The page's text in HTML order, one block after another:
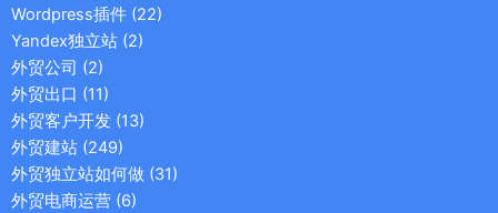
Wordpress插件 (22)
Yandex独立站 (2)
外贸公司 (2)
外贸出口 (11)
外贸客户开发 (13)
外贸建站 (249)
外贸独立站如何做 (31)
外贸电商运营 (6)